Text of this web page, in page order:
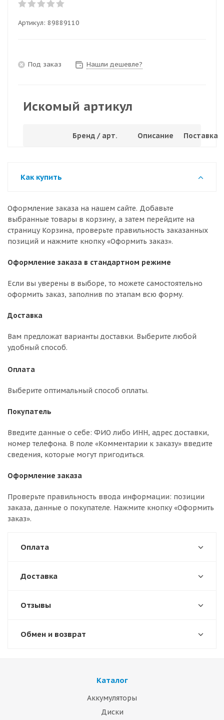
Артикул: 89889110
Под заказ Нашли дешевле?
Искомый артикул
Бренд / арт. Описание Поставка
Как купить
Оформление заказа на нашем сайте. Добавьте
выбранные товары в корзину, а затем перейдите на
страницу Корзина, проверьте правильность заказанных
позиций и нажмите кнопку «Оформить заказ».
Оформление заказа в стандартном режиме
Если вы уверены в выборе, то можете самостоятельно
оформить заказ, заполнив по этапам всю форму.
Доставка
Вам предложат варианты доставки. Выберите любой
удобный способ.
Оплата
Выберите оптимальный способ оплаты.
Покупатель
Введите данные о себе: ФИО либо ИНН, адрес доставки,
номер телефона. В поле «Комментарии к заказу» введите
сведения, которые могут пригодиться.
Оформление заказа
Проверьте правильность ввода информации: позиции
заказа, данные о покупателе. Нажмите кнопку «Оформить
заказ».
Оплата
Доставка
Отзывы
Обмен и возврат
Каталог
Аккумуляторы
Диски